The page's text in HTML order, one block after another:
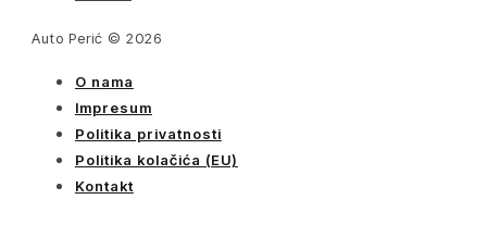
Auto Perić © 2026
O nama
Impresum
Politika privatnosti
Politika kolačića (EU)
Kontakt